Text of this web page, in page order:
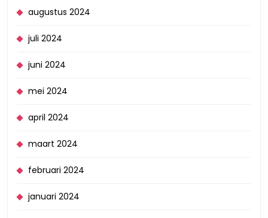
augustus 2024
juli 2024
juni 2024
mei 2024
april 2024
maart 2024
februari 2024
januari 2024